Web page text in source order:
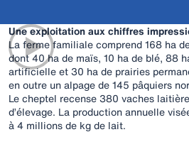
Une exploitation aux chiffres
La ferme familiale comprend 168 ha
dont 40 ha de maïs, 10 ha de blé, 88
artificielle et 30 ha de prairies
en outre un alpage de 145 pâquiers
Le cheptel recense 380 vaches
d’élevage. La production annuelle
à 4 millions de kg de lait.